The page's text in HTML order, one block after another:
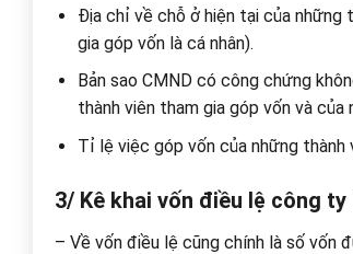
Địa chỉ về chỗ ở hiện tại của những
gia góp vốn là cá nhân).
Bản sao CMND có công chứng
thành viên tham gia góp vốn và
Tỉ lệ việc góp vốn của những thành
3/ Kê khai vốn điều lệ công ty
– Về vốn điều lệ cũng chính là số vốn